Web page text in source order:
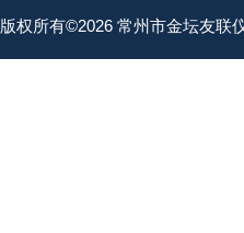
版权所有©2026 常州市金坛友联